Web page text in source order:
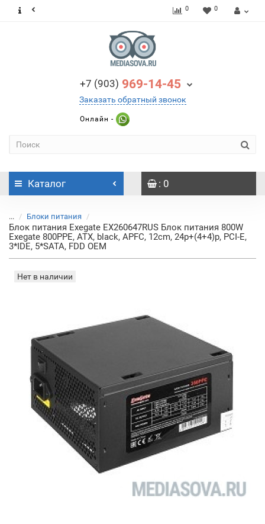
0 0
+7 (903) 969-14-45
Заказать обратный звонок
Онлайн -
Каталог : 0
... Блоки питания
Блок питания Exegate EX260647RUS Блок питания 800W
Exegate 800PPE, ATX, black, APFC, 12cm, 24p+(4+4)p, PCI-E,
3*IDE, 5*SATA, FDD OEM
Нет в наличии